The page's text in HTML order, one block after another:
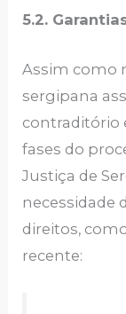
5.2.
Assim como
sergipana
contraditório
fases do
Justiça de
necessidade
direitos,
recente: